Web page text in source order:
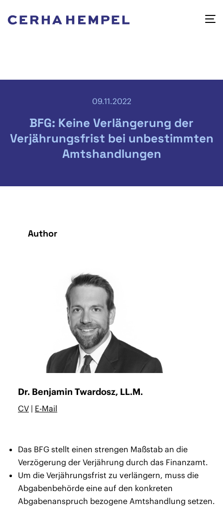
09.11.2022
BFG: Keine Verlängerung der
Verjährungsfrist bei unbestimmten
Amtshandlungen
Author
Dr. Benjamin Twardosz, LL.M.
CV | E-Mail
Das BFG stellt einen strengen Maßstab an die
Verzögerung der Verjährung durch das Finanzamt.
Um die Verjährungsfrist zu verlängern, muss die
Abgabenbehörde eine auf den konkreten
Abgabenanspruch bezogene Amtshandlung setzen.